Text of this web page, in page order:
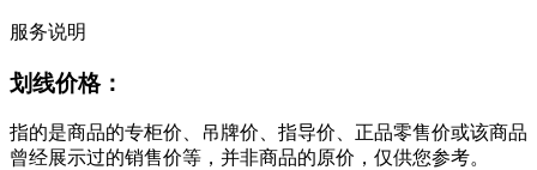
服务说明
划线价格：
指的是商品的专柜价、吊牌价、指导价、正品零售价或该商品
曾经展示过的销售价等，并非商品的原价，仅供您参考。